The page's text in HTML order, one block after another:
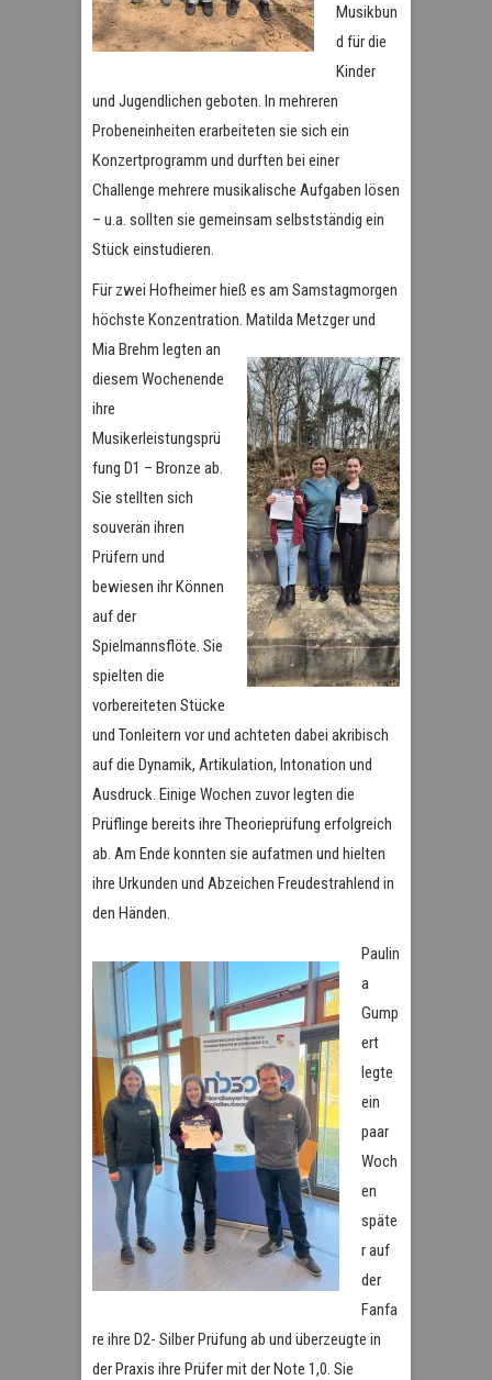
Musikbun
d für die
Kinder
und Jugendlichen geboten. In mehreren
Probeneinheiten erarbeiteten sie sich ein
Konzertprogramm und durften bei einer
Challenge mehrere musikalische Aufgaben lösen
– u.a. sollten sie gemeinsam selbstständig ein
Stück einstudieren.
Für zwei Hofheimer hieß es am Samstagmorgen
höchste Konzentration. Matilda Metzger und
MiaBrehm legten an
diesem Wochenende
ihre
Musikerleistungsprü
fung D1 – Bronze ab.
Sie stellten sich
souverän ihren
Prüfern und
bewiesen ihr Können
auf der
Spielmannsflöte. Sie
spielten die
vorbereiteten Stücke
und Tonleitern vor und achteten dabei akribisch
auf die Dynamik, Artikulation, Intonation und
Ausdruck. Einige Wochen zuvor legten die
Prüflinge bereits ihre Theorieprüfung erfolgreich
ab. Am Ende konnten sie aufatmen und hielten
ihre Urkunden und Abzeichen Freudestrahlend in
den Händen.
Paulin
a
Gump
ert
legte
ein
paar
Woch
en
späte
r auf
der
Fanfa
re ihre D2- Silber Prüfung ab und überzeugte in
der Praxis ihre Prüfer mit der Note 1,0. Sie